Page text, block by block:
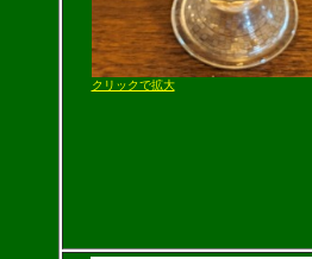
クリックで拡大